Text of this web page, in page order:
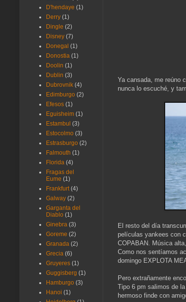
Ya cansada, me reúno
nunca lo escuché, y
El resto del día
películas yankees con
COPABAN. Música
Como nos sentíamos
domingo EXPLOTA
Pero extrañamente
Tipo 6 pm salimos de
hermoso finde con
D'hendaye (1)
Derry (1)
Dingle (2)
Disney (7)
Donegal (1)
Donostia (1)
Doolin (1)
Dublin (3)
Dubrovnik (4)
Edimburgo (2)
Efesos (1)
Eguisheim (1)
Estambul (3)
Estocolmo (3)
Estrasburgo (2)
Falmouth (1)
Florida (4)
Fragas del
Eume (1)
Frankfurt (4)
Galway (2)
Garganta del
Diablo (1)
Ginebra (3)
Goreme (2)
Granada (2)
Grecia (6)
Gruyeres (1)
Guggisberg (1)
Hamburgo (3)
Hanoi (1)